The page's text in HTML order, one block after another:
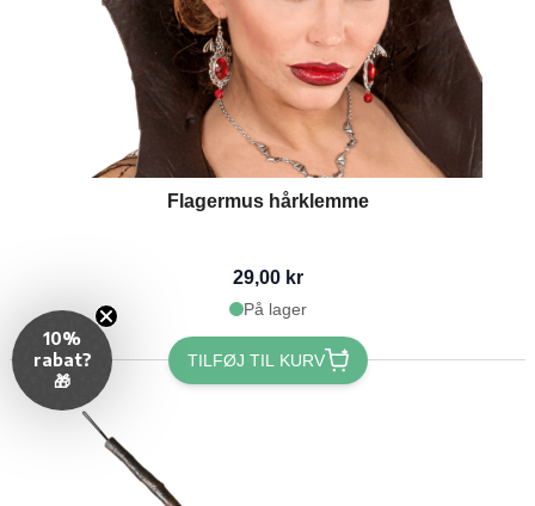
Flagermus hårklemme
29,00 kr
På lager
TILFØJ TIL KURV
10%
rabat?
🎁